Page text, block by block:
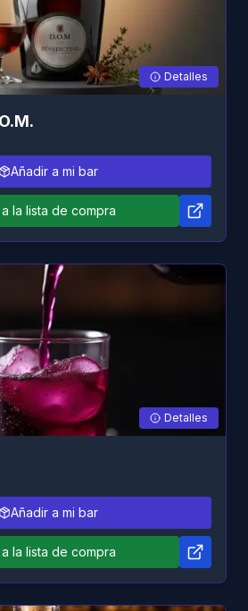
Detalles
Añadir a mi bar
la lista de compra
Detalles
Añadir a mi bar
la lista de compra